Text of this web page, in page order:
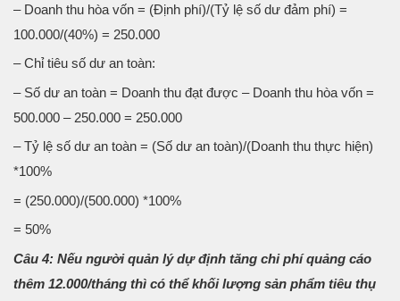
– Doanh thu hòa vốn = (Định phí)/(Tỷ lệ số dư đảm phí) =
100.000/(40%) = 250.000
– Chỉ tiêu số dư an toàn:
– Số dư an toàn = Doanh thu đạt được – Doanh thu hòa vốn =
500.000 – 250.000 = 250.000
– Tỷ lệ số dư an toàn = (Số dư an toàn)/(Doanh thu thực hiện)
*100%
= (250.000)/(500.000) *100%
= 50%
Câu 4: Nếu người quản lý dự định tăng chi phí quảng cáo
thêm 12.000/tháng thì có thể khối lượng sản phẩm tiêu thụ